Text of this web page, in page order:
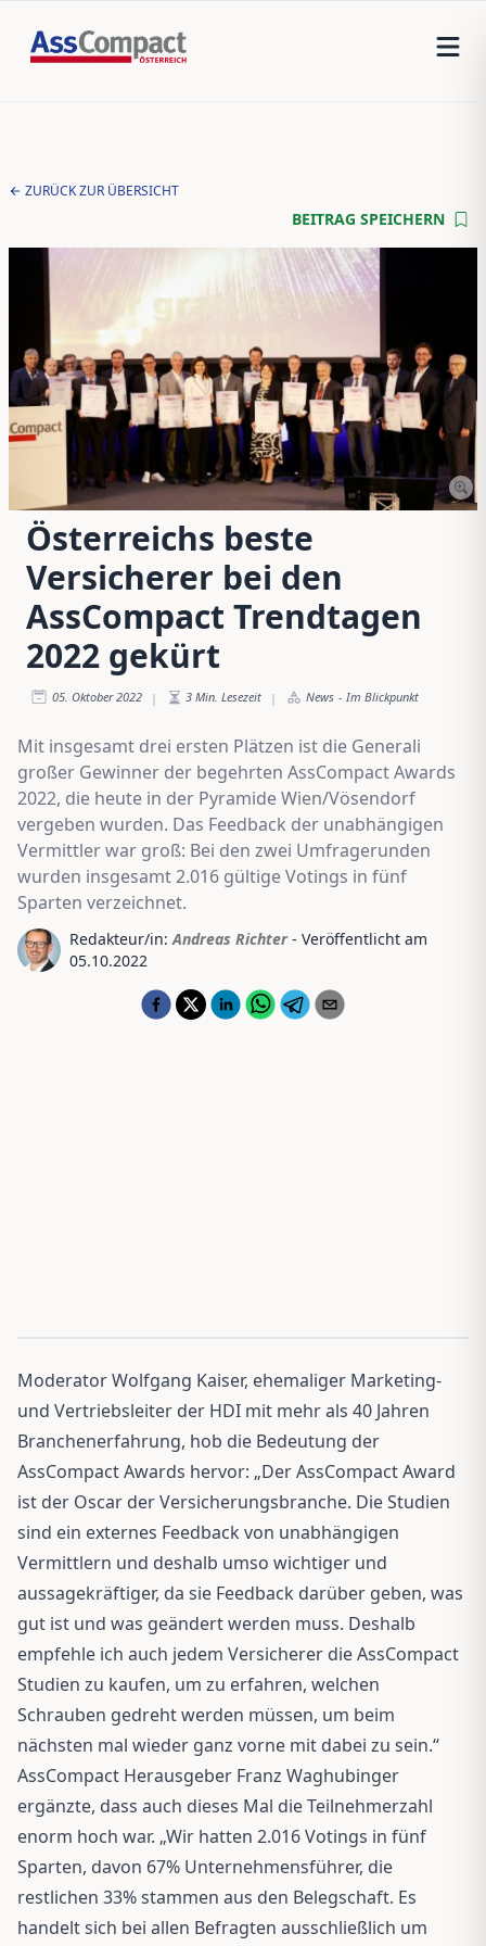
ZURÜCK ZUR ÜBERSICHT
BEITRAG SPEICHERN
Österreichs beste
Versicherer bei den
AssCompact Trendtagen
2022 gekürt
05. Oktober 2022 | 3 Min. Lesezeit | News - Im Blickpunkt
Mit insgesamt drei ersten Plätzen ist die Generali
großer Gewinner der begehrten AssCompact Awards
2022, die heute in der Pyramide Wien/Vösendorf
vergeben wurden. Das Feedback der unabhängigen
Vermittler war groß: Bei den zwei Umfragerunden
wurden insgesamt 2.016 gültige Votings in fünf
Sparten verzeichnet.
Redakteur/in: Andreas Richter - Veröffentlicht am
05.10.2022
Moderator Wolfgang Kaiser, ehemaliger Marketing-
und Vertriebsleiter der HDI mit mehr als 40 Jahren
Branchenerfahrung, hob die Bedeutung der
AssCompact Awards hervor: „Der AssCompact Award
ist der Oscar der Versicherungsbranche. Die Studien
sind ein externes Feedback von unabhängigen
Vermittlern und deshalb umso wichtiger und
aussagekräftiger, da sie Feedback darüber geben, was
gut ist und was geändert werden muss. Deshalb
empfehle ich auch jedem Versicherer die AssCompact
Studien zu kaufen, um zu erfahren, welchen
Schrauben gedreht werden müssen, um beim
nächsten mal wieder ganz vorne mit dabei zu sein.“
AssCompact Herausgeber Franz Waghubinger
ergänzte, dass auch dieses Mal die Teilnehmerzahl
enorm hoch war. „Wir hatten 2.016 Votings in fünf
Sparten, davon 67% Unternehmensführer, die
restlichen 33% stammen aus den Belegschaft. Es
handelt sich bei allen Befragten ausschließlich um